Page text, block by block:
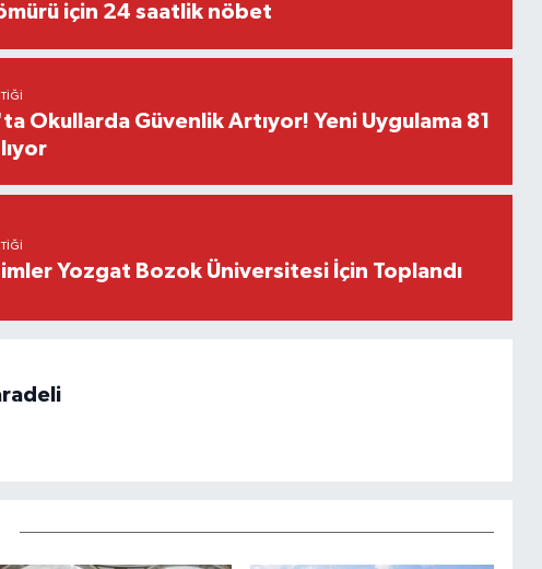
için 24 saatlik nöbet
Okullarda Güvenlik Artıyor! Yeni Uygulama 81
Yozgat Bozok Üniversitesi İçin Toplandı